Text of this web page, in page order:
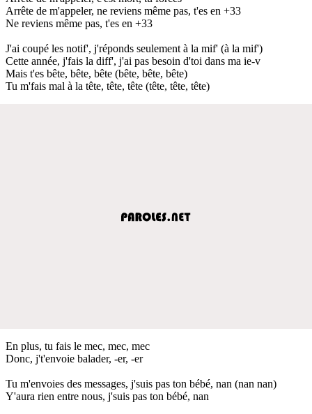
Arrête de m'appeler, ne reviens même pas, t'es en +33
Ne reviens même pas, t'es en +33
J'ai coupé les notif', j'réponds seulement à la mif' (à la mif')
Cette année, j'fais la diff', j'ai pas besoin d'toi dans ma ie-v
Mais t'es bête, bête, bête (bête, bête, bête)
Tu m'fais mal à la tête, tête, tête (tête, tête, tête)
En plus, tu fais le mec, mec, mec
Donc, j't'envoie balader, -er, -er
Tu m'envoies des messages, j'suis pas ton bébé, nan (nan nan)
Y'aura rien entre nous, j'suis pas ton bébé, nan